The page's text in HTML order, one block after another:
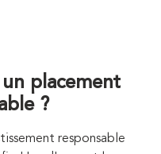
placement
?
responsable